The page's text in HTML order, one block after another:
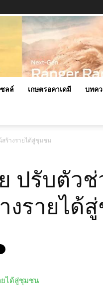
ลล์ เกษตรอคาเดมี บทค
สร้างรายได้สู่ชุมชน
ปรับตัวช่
งรายได้